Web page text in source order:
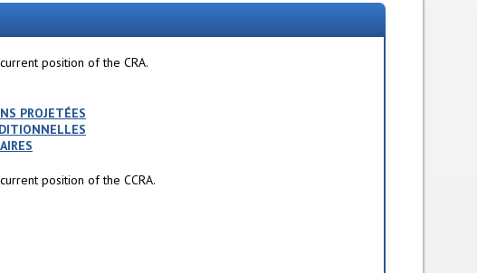
position of the CRA.
PROJETÉES
position of the CCRA.